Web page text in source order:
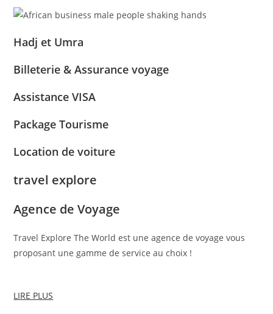
Hadj et Umra
Billeterie & Assurance voyage
Assistance VISA
Package Tourisme
Location de voiture
travel explore
Agence de Voyage
Travel Explore The World est une agence de voyage vous
proposant une gamme de service au choix !
LIRE PLUS